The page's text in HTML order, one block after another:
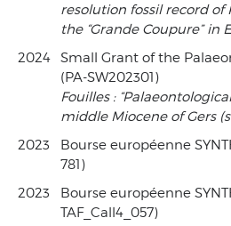
resolution fossil record of
the “Grande Coupure” in
2024
Small Grant of the
(PA-SW202301)
Fouilles :
middle Miocene of Gers
2023
Bourse européenne
781)
2023
Bourse européenne
TAF_Call4_057)